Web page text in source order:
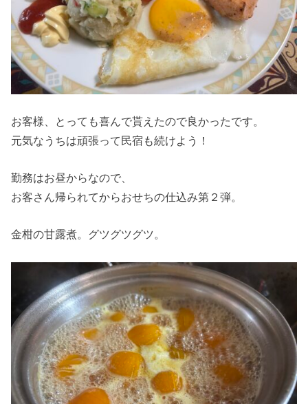
お客様、とっても喜んで貰えたので良かったです。
元気なうちは頑張って民宿も続けよう！
勤務はお昼からなので、
お客さん帰られてからおせちの仕込み第２弾。
金柑の甘露煮。グツグツグツ。